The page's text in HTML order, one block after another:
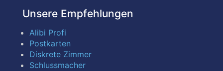
Unsere Empfehlungen
Alibi Profi
Postkarten
Diskrete Zimmer
Schlussmacher